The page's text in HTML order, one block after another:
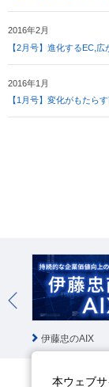
2016年2月
【2月号】進化するEC,
2016年1月
【1月号】変化がもたら
伊藤忠のAIX
本ウェブ